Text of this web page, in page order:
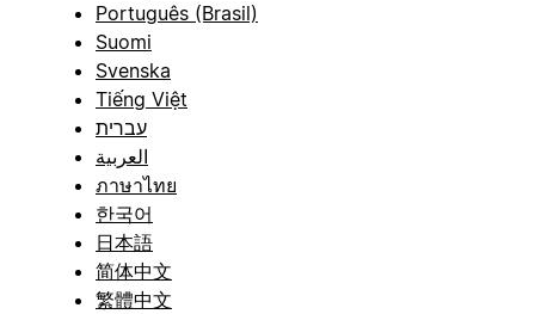
Português (Brasil)
Suomi
Svenska
Tiếng Việt
עברית
العربية
ภาษาไทย
한국어
日本語
简体中文
繁體中文